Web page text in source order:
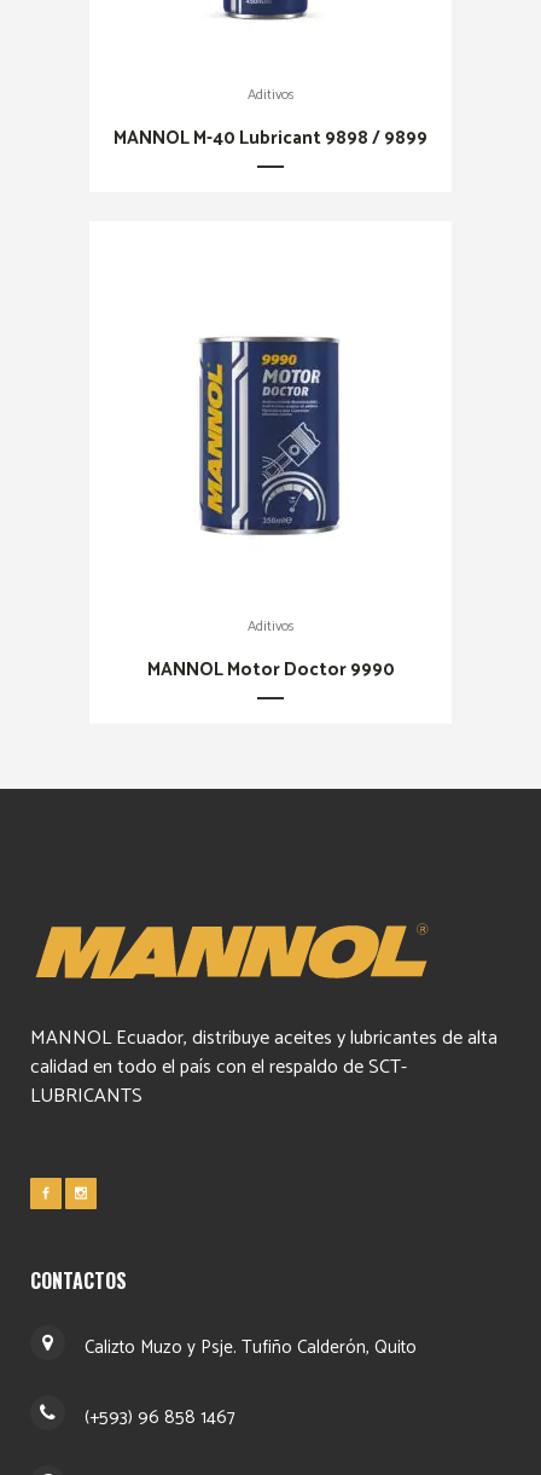
Aditivos
MANNOL M-40 Lubricant 9898 / 9899
Aditivos
MANNOL Motor Doctor 9990
MANNOL Ecuador, distribuye aceites y lubricantes de alta
calidad en todo el país con el respaldo de SCT-
LUBRICANTS
CONTACTOS
Calizto Muzo y Psje. Tufiño Calderón, Quito
(+593) 96 858 1467